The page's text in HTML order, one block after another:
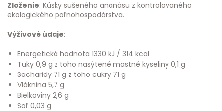
Zloženie: Kúsky sušeného ananásu z kontrolovaného
ekologického poľnohospodárstva.
Výživové údaje:
Energetická hodnota 1330 kJ / 314 kcal
Tuky 0,9 g z toho nasýtené mastné kyseliny 0,1 g
Sacharidy 71 g z toho cukry 71 g
Vláknina 5,7 g
Bielkoviny 2,6 g
Soľ 0,03 g